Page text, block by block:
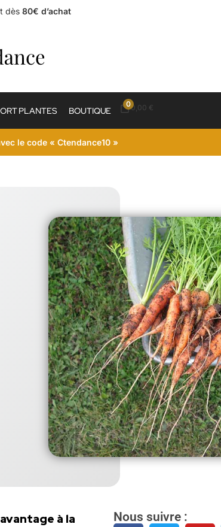
dès 80€ d’achat
PLANTES BOUTIQUE
00,00 €
le code « Ctendance10 »
à la
Nous suivre :